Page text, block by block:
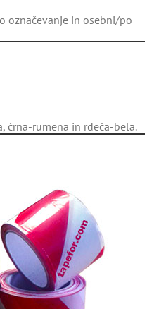
označevanje in osebni/po
črna-rumena in rdeča-bela.